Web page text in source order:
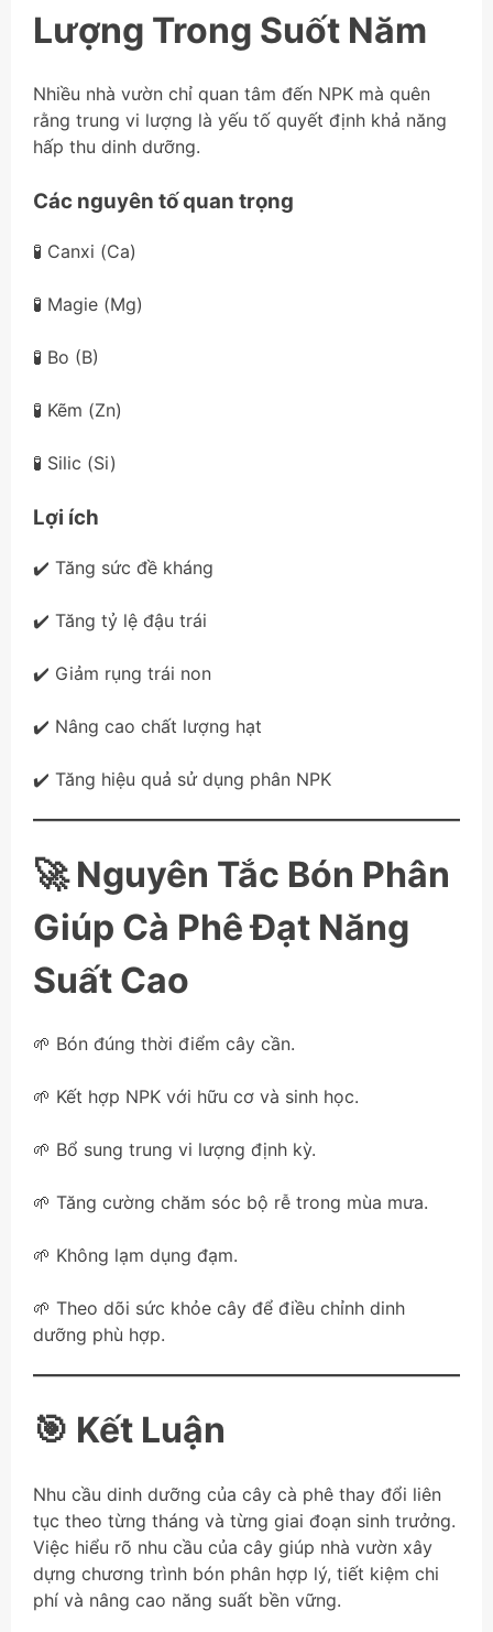
Lượng Trong Suốt Năm
Nhiều nhà vườn chỉ quan tâm đến NPK mà quên
rằng trung vi lượng là yếu tố quyết định khả năng
hấp thu dinh dưỡng.
Các nguyên tố quan trọng
🧪 Canxi (Ca)
🧪 Magie (Mg)
🧪 Bo (B)
🧪 Kẽm (Zn)
🧪 Silic (Si)
Lợi ích
✔️ Tăng sức đề kháng
✔️ Tăng tỷ lệ đậu trái
✔️ Giảm rụng trái non
✔️ Nâng cao chất lượng hạt
✔️ Tăng hiệu quả sử dụng phân NPK
🚀 Nguyên Tắc Bón Phân
Giúp Cà Phê Đạt Năng
Suất Cao
🌱 Bón đúng thời điểm cây cần.
🌱 Kết hợp NPK với hữu cơ và sinh học.
🌱 Bổ sung trung vi lượng định kỳ.
🌱 Tăng cường chăm sóc bộ rễ trong mùa mưa.
🌱 Không lạm dụng đạm.
🌱 Theo dõi sức khỏe cây để điều chỉnh dinh
dưỡng phù hợp.
🎯 Kết Luận
Nhu cầu dinh dưỡng của cây cà phê thay đổi liên
tục theo từng tháng và từng giai đoạn sinh trưởng.
Việc hiểu rõ nhu cầu của cây giúp nhà vườn xây
dựng chương trình bón phân hợp lý, tiết kiệm chi
phí và nâng cao năng suất bền vững.